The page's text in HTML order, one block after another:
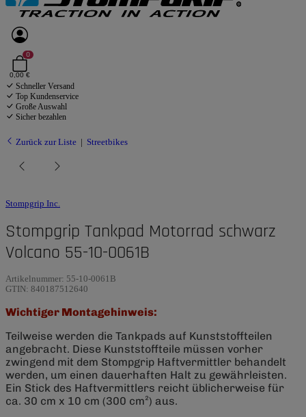
0
0,00 €
Schneller Versand
Top Kundenservice
Große Auswahl
Sicher bezahlen
Zurück zur Liste Streetbikes
Stompgrip Inc.
Stompgrip Tankpad Motorrad schwarz
Volcano 55-10-0061B
Artikelnummer: 55-10-0061B
GTIN: 840187512640
Wichtiger Montagehinweis:
Teilweise werden die Tankpads auf Kunststoffteilen
angebracht. Diese Kunststoffteile müssen vorher
zwingend mit dem Stompgrip Haftvermittler behandelt
werden, um einen dauerhaften Halt zu gewährleisten.
Ein Stick des Haftvermittlers reicht üblicherweise für
ca. 30 cm x 10 cm (300 cm²) aus.